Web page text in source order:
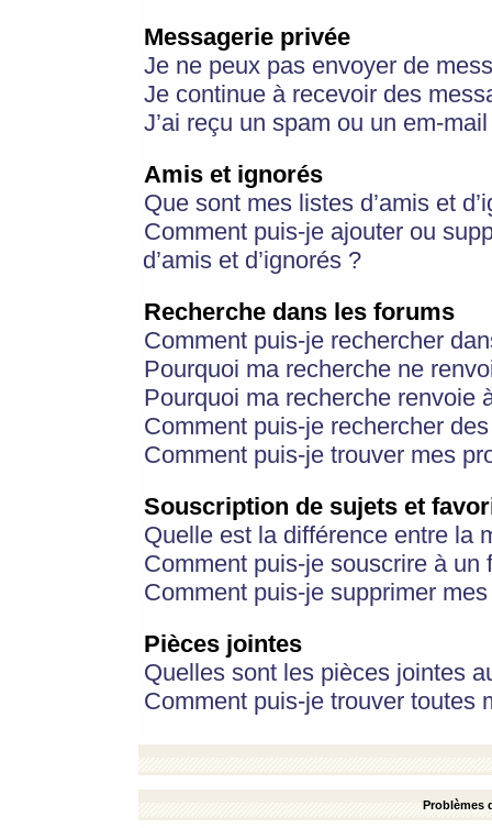
Messagerie privée
Je ne peux pas envoyer de
Je continue à recevoir des
J’ai reçu un spam ou un em-
Amis et ignorés
Que sont mes listes d’amis et
Comment puis-je ajouter ou
d’amis et d’ignorés ?
Recherche dans les forums
Comment puis-je rechercher
Pourquoi ma recherche ne
Pourquoi ma recherche renvoie
Comment puis-je rechercher
Comment puis-je trouver mes
Souscription de sujets et
Quelle est la différence entre la
Comment puis-je souscrire à
Comment puis-je supprimer
Pièces jointes
Quelles sont les pièces jointes
Comment puis-je trouver toutes
Problèmes